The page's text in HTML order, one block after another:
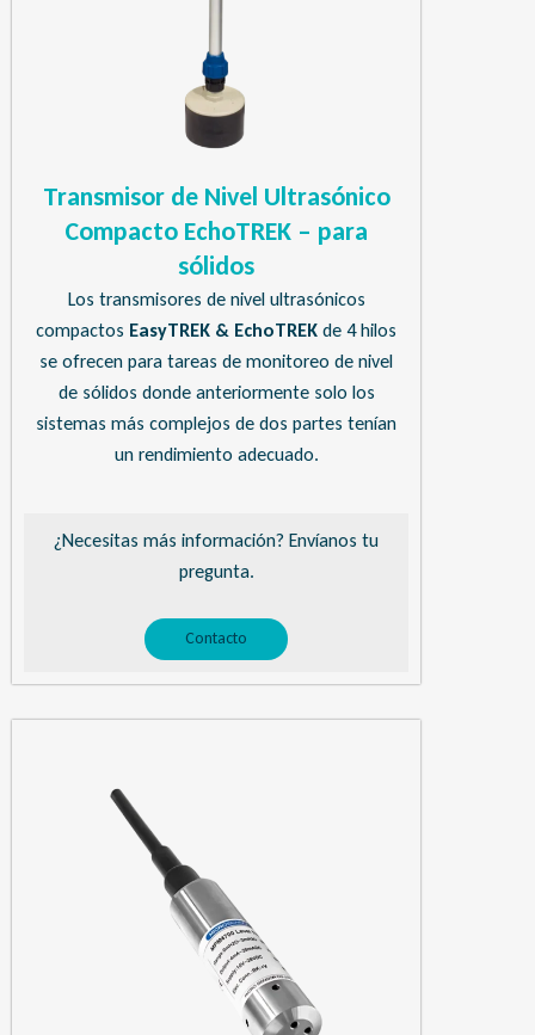
Transmisor de Nivel Ultrasónico
Compacto EchoTREK – para
sólidos
Los transmisores de nivel ultrasónicos
compactos EasyTREK & EchoTREK de 4 hilos
se ofrecen para tareas de monitoreo de nivel
de sólidos donde anteriormente solo los
sistemas más complejos de dos partes tenían
un rendimiento adecuado.
¿Necesitas más información? Envíanos tu
pregunta.
Contacto